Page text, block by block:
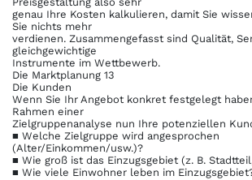
genau Ihre Kosten kalkulieren, damit Sie
Sie nichts mehr
verdienen. Zusammengefasst sind Qualität,
gleichgewichtige
Instrumente im Wettbewerb.
Die Marktplanung 13
Die Kunden
Wenn Sie Ihr Angebot konkret festgelegt
Rahmen einer
Zielgruppenanalyse nun Ihre potenziellen
■ Welche Zielgruppe wird angesprochen
(Alter/Einkommen/usw.)?
■ Wie groß ist das Einzugsgebiet (z. B.
■ Wie viele Einwohner leben im